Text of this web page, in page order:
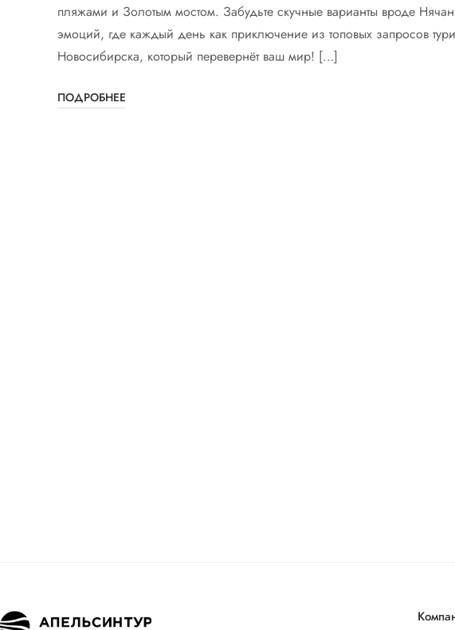
пляжами и Золотым мостом. Забудьте скучные варианты вроде
эмоций, где каждый день как приключение из топовых запросов
Новосибирска, который перевернёт ваш мир! […]
ПОДРОБНЕЕ